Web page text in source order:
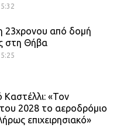
23χρονου από δομή
στη Θήβα
«Τον
2028 το αεροδρόμιο
επιχειρησιακό»